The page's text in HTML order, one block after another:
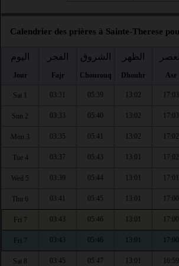
Calendrier des prières à Sainte-Therese
اليوم
Jour
الفجر
Fajr
الشروق
Chourouq
الظهر
Dhouhr
العصر
Asr
Sat 1 03:31 05:39 13:02 17:03
Sun 2 03:33 05:40 13:02 17:03
Mon 3 03:35 05:41 13:02 17:02
Tue 4 03:37 05:43 13:01 17:02
Wed 5 03:39 05:44 13:01 17:01
Thu 6 03:41 05:45 13:01 17:00
Fri 7 03:43 05:46 13:01 17:00
Fri 7 03:43 05:46 13:01 17:00
Sat 8 03:45 05:47 13:01 16:59